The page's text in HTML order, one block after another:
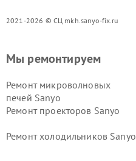
2021-2026 © СЦ mkh.sanyo-fix.ru
Мы ремонтируем
Ремонт микроволновых
печей Sanyo
Ремонт проекторов Sanyo
Ремонт холодильников Sanyo